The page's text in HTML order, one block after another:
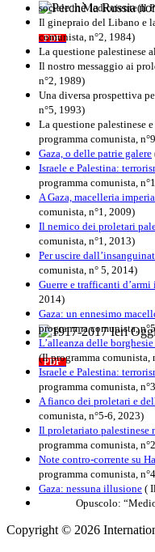
Perchè la Russia
PDF Quaderno n°10
1917-2017 Ieri Oggi
PDF Quaderno n°9
sociale in Medioriente(Il
Il ginepraio del Libano e
comunista, n°2, 1984)
La questione palestinese
Il nostro messaggio ai
n°2, 1989)
Una diversa prospettiva
n°5, 1993)
La questione palestinese
programma comunista,
Gaza, o delle patrie galere
Israele e Palestina:
programma comunista,
A Gaza, macelleria
comunista, n°1, 2009)
Il nemico dei proletari
comunista, n°1, 2013)
Per uscire
comunista, n° 5, 2014)
Guerre e trafficanti
2014)
Gaza: un ennesimo
programma comunista,
L’alleanza delle
(Il programma comunista,
Israele e Palestina:
programma comunista,
A fianco dei proletari e
comunista, n°5-6, 2023)
Il proletariato palestinese
programma comunista,
Note contro-corrente su
programma comunista,
Gaza: nessuna illusione (
Opuscolo:
Copyright © 2026